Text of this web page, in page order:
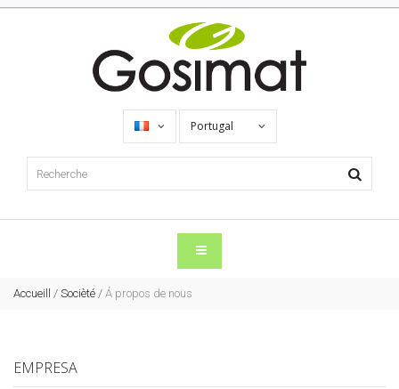
Portugal
Accueill / Socièté / Á propos de nous
EMPRESA